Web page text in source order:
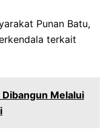
Punan Batu,
terkait
Melalui